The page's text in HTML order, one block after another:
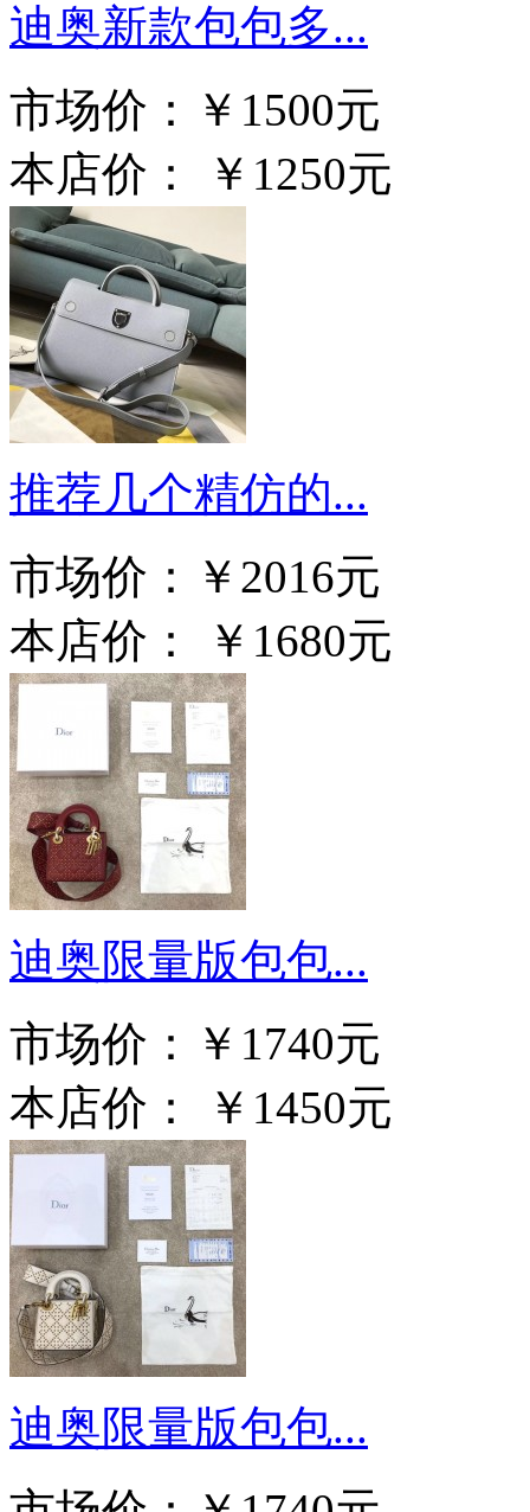
迪奥新款包包多...
市场价：
￥1500元
本店价：
￥1250元
推荐几个精仿的...
市场价：
￥2016元
本店价：
￥1680元
迪奥限量版包包...
市场价：
￥1740元
本店价：
￥1450元
迪奥限量版包包...